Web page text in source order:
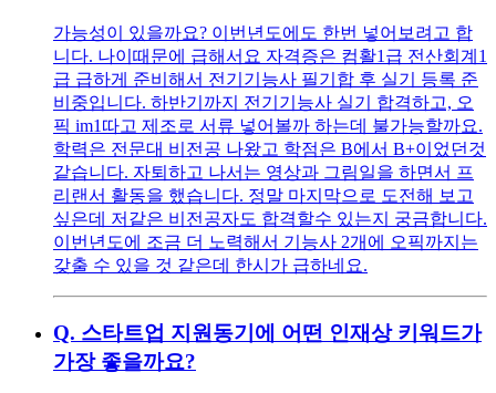
가능성이 있을까요? 이번년도에도 한번 넣어보려고 합
니다. 나이때문에 급해서요 자격증은 컴활1급 전산회계1
급 급하게 준비해서 전기기능사 필기합 후 실기 등록 준
비중입니다. 하반기까지 전기기능사 실기 합격하고, 오
픽 im1따고 제조로 서류 넣어볼까 하는데 불가능할까요.
학력은 전문대 비전공 나왔고 학점은 B에서 B+이었던것
같습니다. 자퇴하고 나서는 영상과 그림일을 하면서 프
리랜서 활동을 했습니다. 정말 마지막으로 도전해 보고
싶은데 저같은 비전공자도 합격할수 있는지 궁금합니다.
이번년도에 조금 더 노력해서 기능사 2개에 오픽까지는
갖출 수 있을 것 같은데 한시가 급하네요.
Q. 스타트업 지원동기에 어떤 인재상 키워드가
가장 좋을까요?